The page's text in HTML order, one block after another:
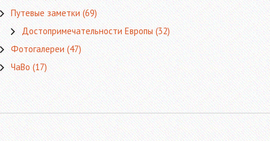
Путевые заметки(69)
Достопримечательности Европы(32)
Фотогалереи(47)
ЧаВо(17)